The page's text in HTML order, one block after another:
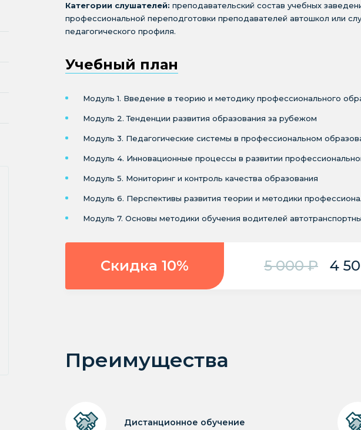
Категории слушателей: преподавательский состав учебных
профессиональной переподготовки преподавателей автошкол или
педагогического профиля.
Учебный план
Модуль 1. Введение в теорию и методику профессионального
Модуль 2. Тенденции развития образования за рубежом
Модуль 3. Педагогические системы в профессиональном
Модуль 4. Инновационные процессы в развитии
Модуль 5. Мониторинг и контроль качества образования
Модуль 6. Перспективы развития теории и методики
Модуль 7. Основы методики обучения водителей
Скидка 10% 5 000 ₽ 4
Преимущества
Дистанционное обучение